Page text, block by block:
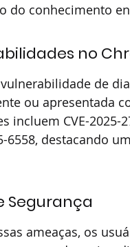
do conhecimento
no
vulnerabilidade de
ou apresentada
CVE-2025-
6558, destacando
Segurança
ameaças, os